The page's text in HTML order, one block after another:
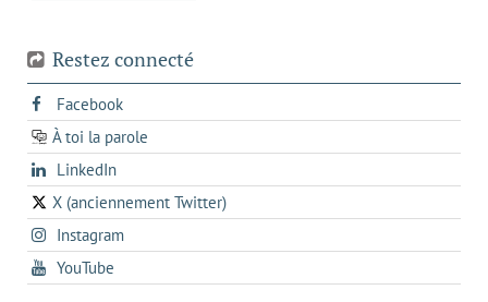
Restez connecté
Facebooks'ouvre
dans
un
onglet
À toi la parole
opens
in
a
new
tab
LinkedInopens
in
a
new
X (anciennement Twitter)
s'ouvre
dans
un
nouvel
Instagrams'ouvre
dans
un
YouTube
dans